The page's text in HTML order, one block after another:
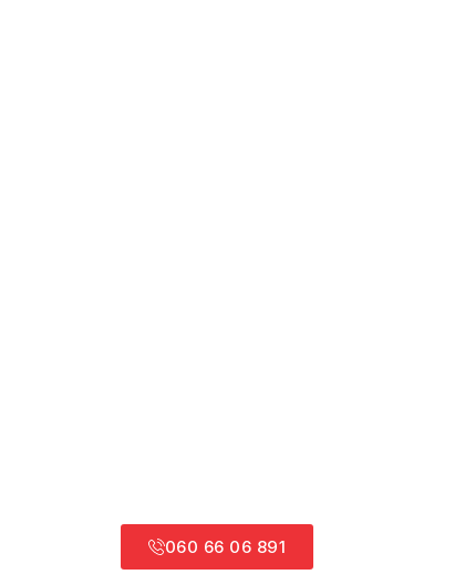
060 66 06 891